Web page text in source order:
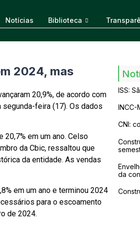
Notícias Biblioteca
2024, mas
20,9%, de acordo com
feira (17). Os dados
20,7% em um ano. Celso
da Cbic, ressaltou que
da entidade. As vendas
em um ano e terminou 2024
para o escoamento
de 2024.
ISS:
INCC-
CNI:
da